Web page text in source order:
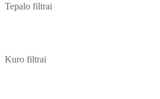
Tepalo filtrai
Kuro filtrai